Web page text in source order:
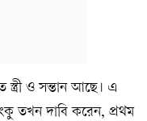
স্ত্রী ও সন্তান আছে। এ
তখন দাবি করেন, প্রথম